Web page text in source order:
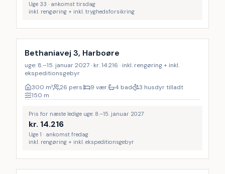
Uge 33 · ankomst tirsdag
inkl. rengøring + inkl. tryghedsforsikring
Inkl. rengøring
Bethaniavej 3, Harboøre
uge: 8.–15. januar 2027 · kr. 14.216 · inkl. rengøring + inkl.
ekspeditionsgebyr
300 m² 26 pers. 9 vær. 4 bad
3 husdyr tilladt
150 m
Pris for næste ledige uge: 8.–15. januar 2027
kr. 14.216
Uge 1 · ankomst fredag
inkl. rengøring + inkl. ekspeditionsgebyr